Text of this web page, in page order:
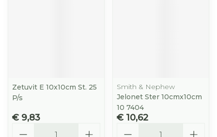
Zetuvit E 10x10cm St. 25
P/s
€ 9,83
Smith & Nephew
Jelonet Ster 10cmx10cm
10 7404
€ 10,62